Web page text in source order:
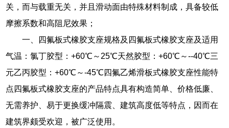
关，而与载重无关，并且滑动面由特殊材料制成，具备较低
摩擦系数和高阻尼效果；
一、四氟板式橡胶支座规格及四氟板式橡胶支座及适用
气温：氯丁胶型：+60℃～25℃天然胶型：+60℃～--40℃三
元乙丙胶型：+60℃～-45℃四氟乙烯滑板式橡胶支座性能特
点四氟板式橡胶支座的产品特点具有构造简单、价格低廉、
无需养护、易于更换缓冲隔震、建筑高度低等特点，因而在
建筑界颇受欢迎，被广泛使用。